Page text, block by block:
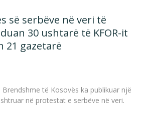
së serbëve në veri të
30 ushtarë të KFOR-it
21 gazetarë
të Kosovës ka publikuar një
në protestat e serbëve në veri.